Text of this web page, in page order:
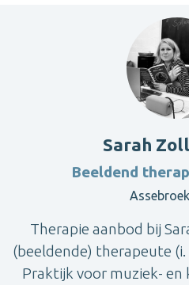
Sarah
Beeldend
Therapie aanbod bij
(beeldende) therapeute
Praktijk voor muziek-